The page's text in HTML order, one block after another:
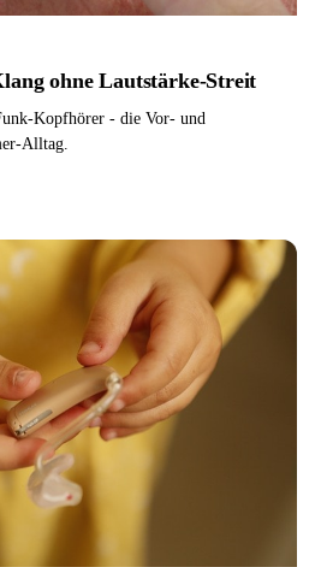
ohne Lautstärke-Streit
Kopfhörer - die Vor- und
Alltag.